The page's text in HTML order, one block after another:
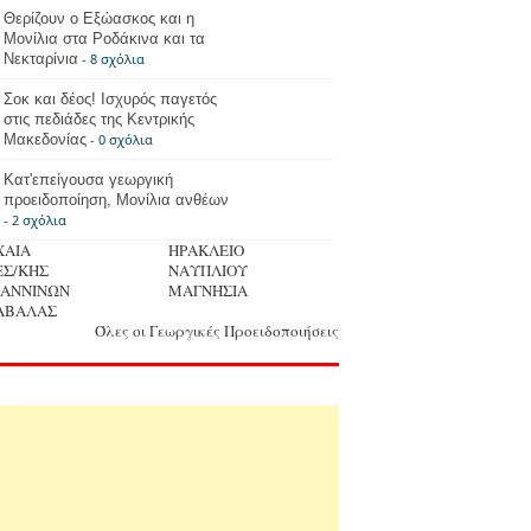
Θερίζουν ο Εξώασκος και η
Μονίλια στα Ροδάκινα και τα
Νεκταρίνια - 8 σχόλια
Σοκ και δέος! Ισχυρός παγετός
στις πεδιάδες της Κεντρικής
Μακεδονίας - 0 σχόλια
Κατ'επείγουσα γεωργική
προειδοποίηση, Μονίλια ανθέων
- 2 σχόλια
ΗΡΑΚΛΕΙΟ
ΚΗΣ
ΝΑΥΠΛΙΟΥ
ΜΑΓΝΗΣΙΑ
Όλες οι Γεωργικές Προειδοποιήσεις